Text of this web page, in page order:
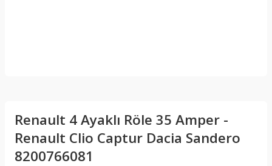
Renault 4 Ayaklı Röle 35 Amper -
Renault Clio Captur Dacia Sandero
8200766081